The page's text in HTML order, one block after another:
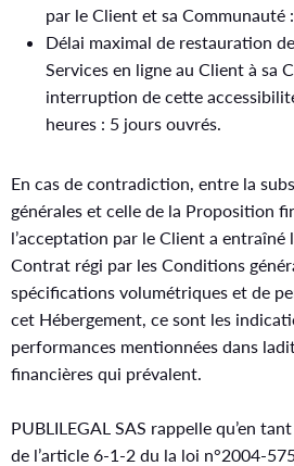
par le Client et sa Communauté
Délai maximal de restauration
Services en ligne au Client à sa
interruption de cette
heures : 5 jours ouvrés.
En cas de contradiction, entre la
générales et celle de la Proposition
l’acceptation par le Client a entraîné
Contrat régi par les Conditions
spécifications volumétriques et de
cet Hébergement, ce sont les
performances mentionnées dans
financières qui prévalent.
PUBLILEGAL SAS rappelle qu’en
de l’article 6-1-2 du la loi n°2004-